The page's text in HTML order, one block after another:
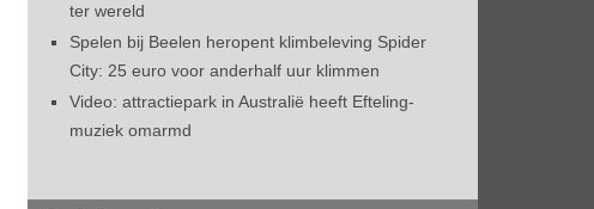
ter wereld
Spelen bij Beelen heropent klimbeleving Spider
City: 25 euro voor anderhalf uur klimmen
Video: attractiepark in Australië heeft Efteling-
muziek omarmd